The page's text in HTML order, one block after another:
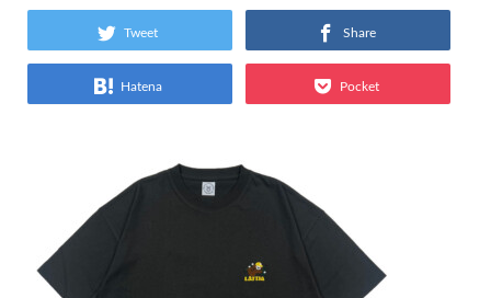
Tweet Share
Hatena Pocket